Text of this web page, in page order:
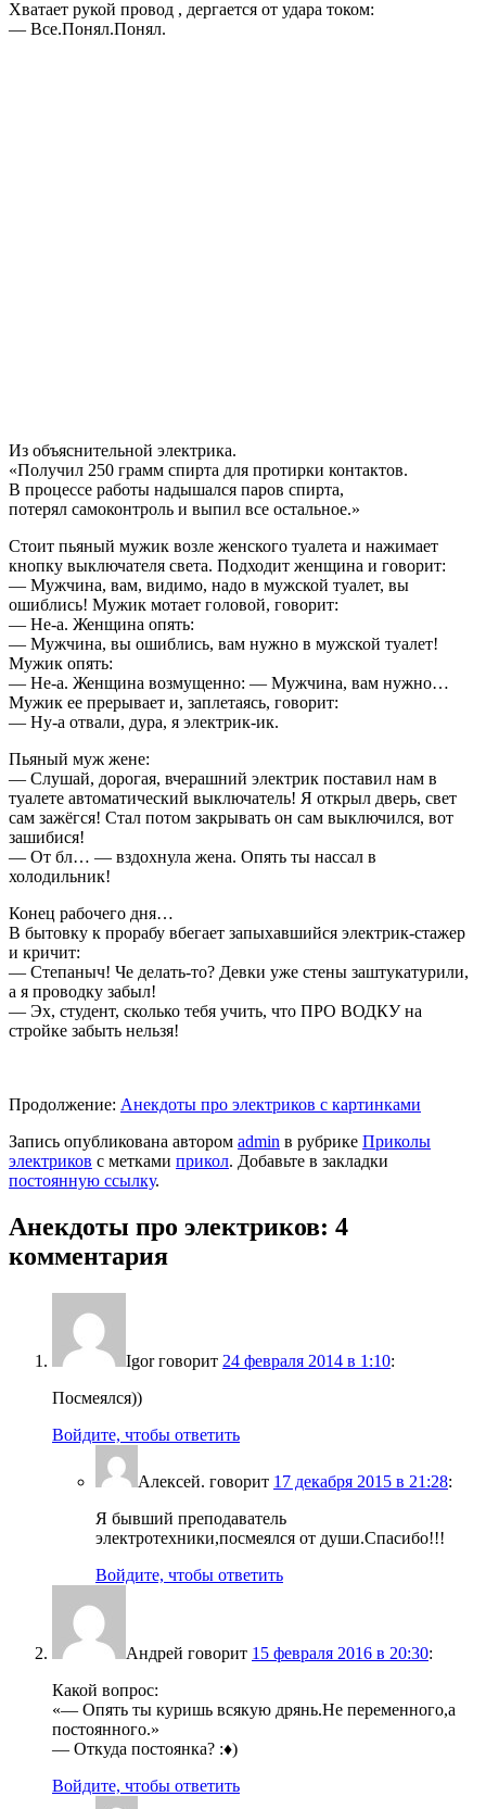
Хватает рукой провод , дергается от удара током:
— Все.Понял.Понял.
Из объяснительной электрика.
«Получил 250 грамм спирта для протирки контактов.
В процессе работы надышался паров спирта,
потерял самоконтроль и выпил все остальное.»
Стоит пьяный мужик возле женского туалета и нажимает
кнопку выключателя света. Подходит женщина и говорит:
— Мужчина, вам, видимо, надо в мужской туалет, вы
ошиблись! Мужик мотает головой, говорит:
— Не-а. Женщина опять:
— Мужчина, вы ошиблись, вам нужно в мужской туалет!
Мужик опять:
— Не-а. Женщина возмущенно: — Мужчина, вам нужно…
Мужик ее прерывает и, заплетаясь, говорит:
— Ну-а отвали, дура, я электрик-ик.
Пьяный муж жене:
— Слушай, дорогая, вчерашний электрик поставил нам в
туалете автоматический выключатель! Я открыл дверь, свет
сам зажёгся! Стал потом закрывать он сам выключился, вот
зашибися!
— От бл… — вздохнула жена. Опять ты нассал в
холодильник!
Конец рабочего дня…
В бытовку к прорабу вбегает запыхавшийся электрик-стажер
и кричит:
— Степаныч! Че делать-то? Девки уже стены заштукатурили,
а я проводку забыл!
— Эх, студент, сколько тебя учить, что ПРО ВОДКУ на
стройке забыть нельзя!
Продолжение: Анекдоты про электриков с картинками
Запись опубликована автором admin в рубрике Приколы
электриков с метками прикол. Добавьте в закладки
постоянную ссылку.
Анекдоты про электриков: 4
комментария
Igor говорит 24 февраля 2014 в 1:10:
Посмеялся))
Войдите, чтобы ответить
Алексей. говорит 17 декабря 2015 в 21:28:
Я бывший преподаватель
электротехники,посмеялся от души.Спасибо!!!
Войдите, чтобы ответить
Андрей говорит 15 февраля 2016 в 20:30:
Какой вопрос:
«— Опять ты куришь всякую дрянь.Не переменного,а
постоянного.»
— Откуда постоянка? :♦)
Войдите, чтобы ответить